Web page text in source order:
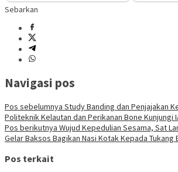
Sebarkan
Navigasi pos
Pos sebelumnya Study Banding dan Penjajakan
Politeknik Kelautan dan Perikanan Bone Kunjungi
Pos berikutnya Wujud Kepedulian Sesama, Sat
Gelar Baksos Bagikan Nasi Kotak Kepada Tukang
Pos terkait